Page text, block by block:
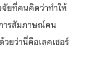
จัยที่คนคิดว่าทำให้
ารสัมภาษณ์คน
ยว่านี่คือเลคเชอร์